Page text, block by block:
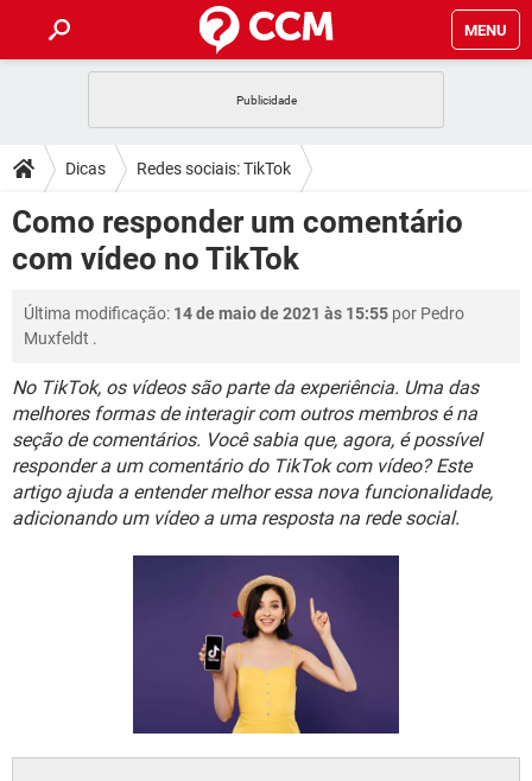
MENU
CELULAR FACEBOOK
OUTLOOK EXCEL
INSTAGRAM GMAIL
DICAS
JOGOS WHATSAPP
CELULAR FACEBOOK
INSTAGRAM GMAIL
DOWNLOADS
JOGOS WHATSAPP
OUTLOOK
INSTAGRAM GMAIL
GUIA DE COMPRAS
FÓRUM
JOGOS WHATSAPP
OUTLOOK EXCEL
INSTAGRAM GMAIL
GUIA DE COMPRAS
GLOSSÁRIO
JOGOS WHATSAPP
CELULAR FACEBOOK
OUTLOOK EXCEL
INSTAGRAM GMAIL
Dicas Redes sociais: TikTok
Como responder um comentário
com vídeo no TikTok
Última modificação: 14 de maio de 2021 às 15:55 por Pedro
Muxfeldt .
No TikTok, os vídeos são parte da experiência. Uma das
melhores formas de interagir com outros membros é na
seção de comentários. Você sabia que, agora, é possível
responder a um comentário do TikTok com vídeo? Este
artigo ajuda a entender melhor essa nova funcionalidade,
adicionando um vídeo a uma resposta na rede social.